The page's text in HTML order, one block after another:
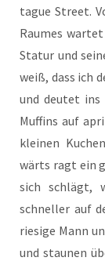
ta­gue Street.
Rau­mes
Sta­tur und
weiß, dass ich
und deu­tet ins
Muf­fins auf
klei­nen
wärts ragt ein
sich schlägt,
schnel­ler auf
rie­si­ge Mann
und stau­nen